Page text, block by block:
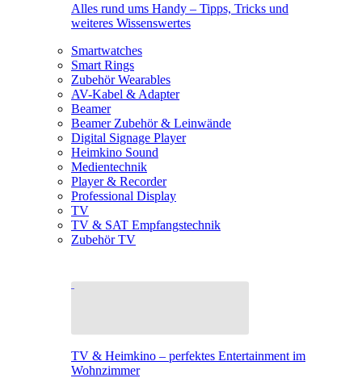
Alles rund ums Handy – Tipps, Tricks und
weiteres Wissenswertes
Smartwatches
Smart Rings
Zubehör Wearables
AV-Kabel & Adapter
Beamer
Beamer Zubehör & Leinwände
Digital Signage Player
Heimkino Sound
Medientechnik
Player & Recorder
Professional Display
TV
TV & SAT Empfangstechnik
Zubehör TV
TV & Heimkino – perfektes Entertainment im
Wohnzimmer